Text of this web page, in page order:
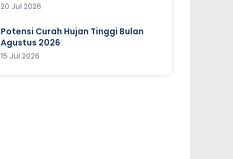
20 Jul 2026
Potensi Curah Hujan Tinggi Bulan
Agustus 2026
15 Jul 2026